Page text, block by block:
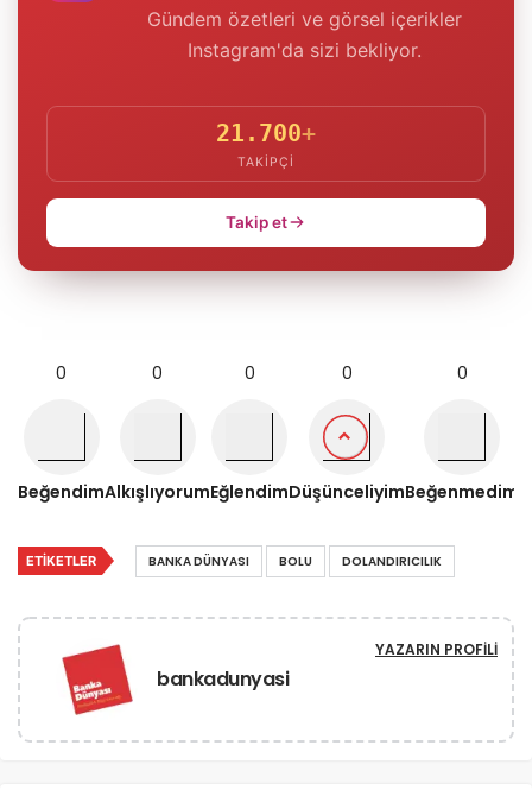
Gündem özetleri ve görsel içerikler
Instagram'da sizi bekliyor.
21.700+
TAKIPÇI
Takip et
0
Beğendim
0
Alkışlıyorum
0
Eğlendim
0
Düşünceliyim
0
Beğenmedim
ETIKETLER BANKA DÜNYASI BOLU DOLANDIRICILIK
bankadunyasi
YAZARIN PROFILI